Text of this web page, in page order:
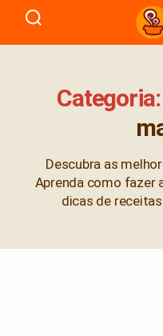
Categoria:
Descubra as
Aprenda como fazer
dicas de